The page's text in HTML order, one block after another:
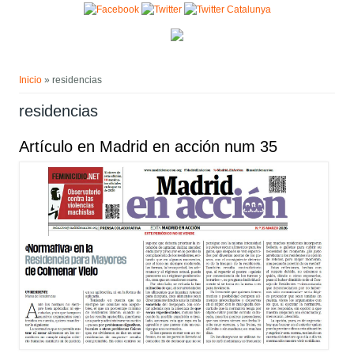
Pasar al contenido principal
Inicio » residencias
residencias
Artículo en Madrid en acción num 35